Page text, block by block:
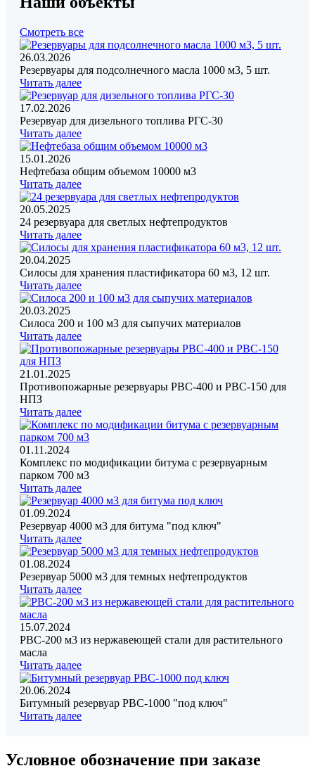
Смотреть все
26.03.2026
Резервуары для подсолнечного масла 1000 м3, 5 шт.
Читать далее
17.02.2026
Резервуар для дизельного топлива РГС-30
Читать далее
15.01.2026
Нефтебаза общим объемом 10000 м3
Читать далее
20.05.2025
24 резервуара для светлых нефтепродуктов
Читать далее
20.04.2025
Силосы для хранения пластификатора 60 м3, 12 шт.
Читать далее
20.03.2025
Силоса 200 и 100 м3 для сыпучих материалов
Читать далее
21.01.2025
Противопожарные резервуары РВС-400 и РВС-150 для
НПЗ
Читать далее
01.11.2024
Комплекс по модификации битума с резервуарным
парком 700 м3
Читать далее
01.09.2024
Резервуар 4000 м3 для битума "под ключ"
Читать далее
01.08.2024
Резервуар 5000 м3 для темных нефтепродуктов
Читать далее
15.07.2024
РВС-200 м3 из нержавеющей стали для растительного
масла
Читать далее
20.06.2024
Битумный резервуар РВС-1000 "под ключ"
Читать далее
Условное обозначение при заказе